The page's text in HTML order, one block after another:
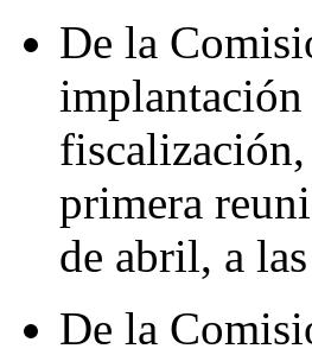
De la
primera
de abril, a
De la